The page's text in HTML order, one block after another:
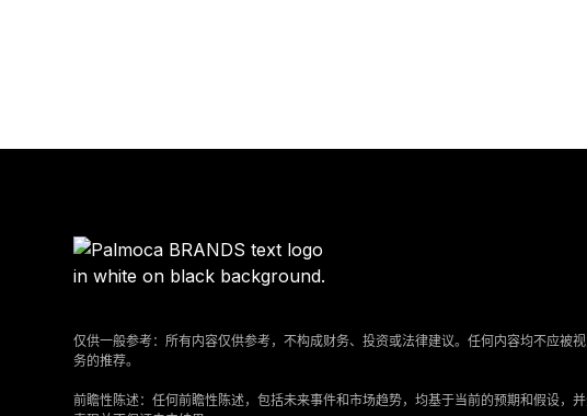
仅供一般参考：所有内容仅供参考，不构成财务、投资或法律建议。任何内容均不应
务的推荐。
前瞻性陈述：任何前瞻性陈述，包括未来事件和市场趋势，均基于当前的预期和假设